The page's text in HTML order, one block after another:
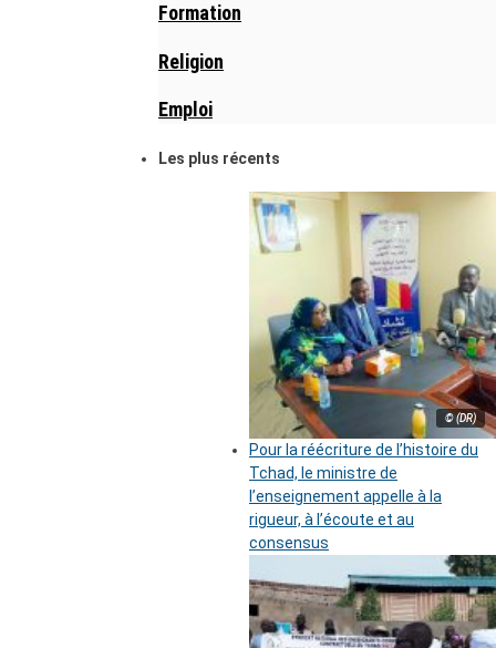
Formation
Religion
Emploi
Les plus récents
© (DR)
Pour la réécriture de l’histoire du
Tchad, le ministre de
l’enseignement appelle à la
rigueur, à l’écoute et au
consensus